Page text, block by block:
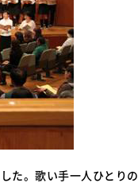
た。歌い手一人ひとりの